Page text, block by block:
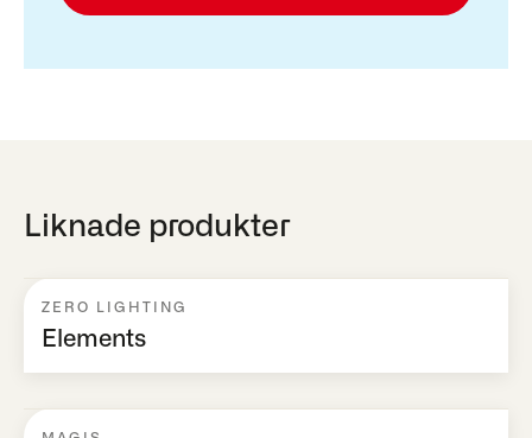
Liknade produkter
ZERO LIGHTING
Elements